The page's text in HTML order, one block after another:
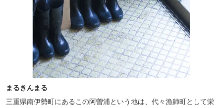
まるきんまる
三重県南伊勢町にあるこの阿曽浦という地は、代々漁師町として栄